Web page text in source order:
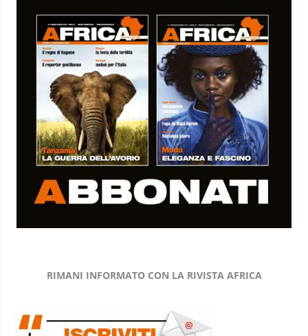
RIMANI INFORMATO CON LA RIVISTA AFRICA